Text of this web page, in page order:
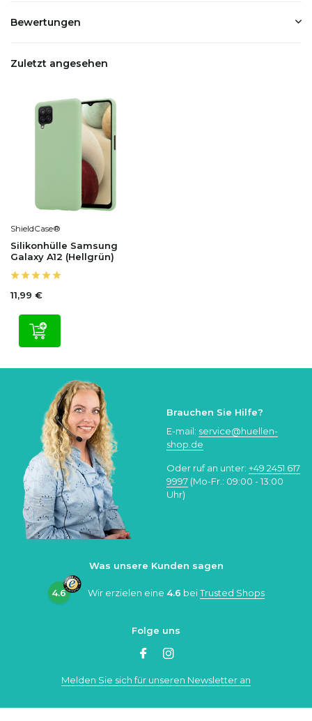
Bewertungen
Zuletzt angesehen
ShieldCase®
Silikonhülle Samsung
Galaxy A12 (Hellgrün)
11,99 €
Brauchen Sie Hilfe?
E-mail: service@huellen-
shop.de
Oder ruf an unter: +49 2451 617
9997 (Mo-Fr.: 09:00 - 13:00
Uhr)
Was unsere Kunden sagen
4.6 Wir erzielen eine 4.6 beiTrusted Shops
Folge uns
Melden Sie sich für unseren Newsletter an